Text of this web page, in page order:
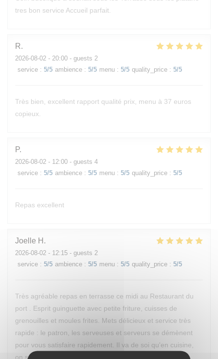
tres bon service Accueil parfait.
R
2026-08-02 - 20:00 - guests 2
service : 5/5 ambience : 5/5 menu : 5/5 quality_price : 5/5
Très bien, excellent rapport qualité prix, menu à 37 euros
copieux.
P
2026-08-02 - 12:00 - guests 4
service : 5/5 ambience : 5/5 menu : 5/5 quality_price : 5/5
Repas excellent
Joelle H
2026-08-02 - 12:15 - guests 2
service : 5/5 ambience : 5/5 menu : 5/5 quality_price : 5/5
Très agréable repas en terrasse ce midi au Restaurant du
port . Esprit guinguette avec petite friture, cuisses de
grenouilles et moules frites. Mets délicieux et service très
rapide : le patron, les serveuses et serveurs se démènent
pour vous satisfaire rapidement. Il va de soi qu'en cuisine,
on se démène également. Bravo à l'équipe !